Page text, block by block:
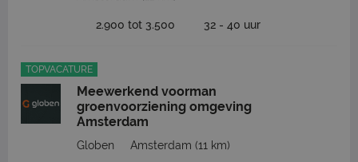
2.900 tot 3.500 32 - 40 uur
TOPVACATURE
Meewerkend voorman
groenvoorziening omgeving
Amsterdam
Globen Amsterdam (11 km)